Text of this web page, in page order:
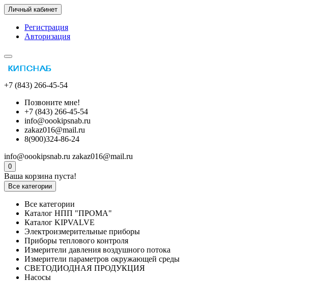
Личный кабинет
Регистрация
Авторизация
+7 (843) 266-45-54
Позвоните мне!
+7 (843) 266-45-54
info@oookipsnab.ru
zakaz016@mail.ru
8(900)324-86-24
info@oookipsnab.ru zakaz016@mail.ru
0
Ваша корзина пуста!
Все категории
Все категории
Каталог НПП "ПРОМА"
Каталог KIPVALVE
Электроизмерительные приборы
Приборы теплового контроля
Измерители давления воздушного потока
Измерители параметров окружающей среды
СВЕТОДИОДНАЯ ПРОДУКЦИЯ
Насосы